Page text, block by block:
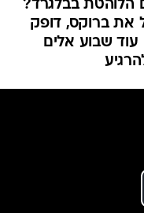
הלוהטת בבלגרד?
את ברוקס, דופק
שבוע אלים